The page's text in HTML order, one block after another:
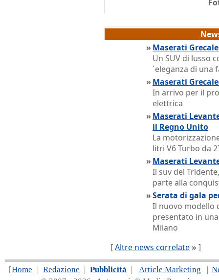
» Maserati
Un SUV di lusso
´eleganza di una
» Maserati
In arrivo per il
elettrica
» Maserati
il Regno Unito
La
litri V6 Turbo da
» Maserati
Il suv del
parte alla
»Serata di gala
Il nuovo modello
presentato in
Milano
[Altre news correlate » ]
[Home | Redazione | Pubblicità | Article Marketing |